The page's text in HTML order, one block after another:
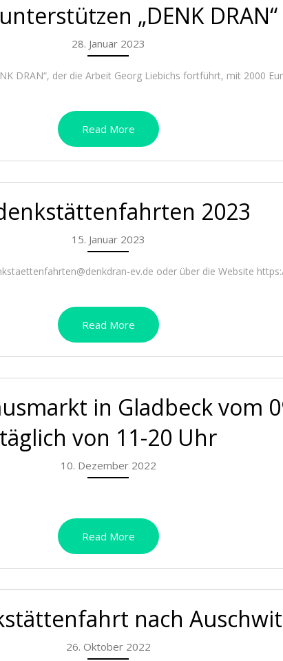
„DENK DRAN“
28. Januar 2023
DRAN“, der die Arbeit Georg Liebichs fortführt, mit 2000
Read More
2023
15. Januar 2023
ev.de oder über die Website
Read More
in Gladbeck vom
täglich von 11-20 Uhr
10. Dezember 2022
Read More
nach
26. Oktober 2022